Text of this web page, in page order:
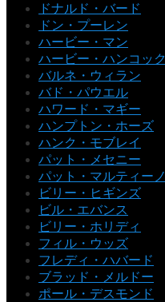
ドナルド・バード
ドン・プーレン
ハービー・マン
ハービー・ハンコック
バルネ・ウィラン
バド・パウエル
ハワード・マギー
ハンプトン・ホーズ
ハンク・モブレイ
パット・メセニー
パット・マルティーノ
ビリー・ヒギンズ
ビル・エバンス
ビリー・ホリディ
フィル・ウッズ
フレディ・ハバード
ブラッド・メルドー
ポール・デスモンド